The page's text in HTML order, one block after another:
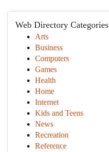
Web Directory Categories
Arts
Business
Computers
Games
Health
Home
Internet
Kids and Teens
News
Recreation
Reference